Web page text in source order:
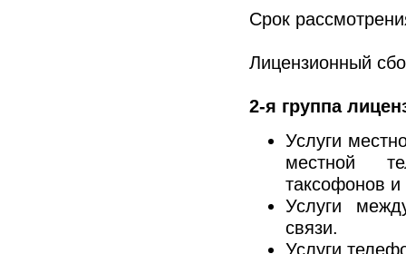
Срок
Лицензионный
2-я группа
Услуги
местной
таксофонов и
Услуги
связи.
Услуги